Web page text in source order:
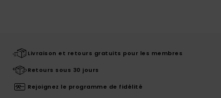
Livraison et retours gratuits pour les membres
Retours sous 30 jours
Rejoignez le programme de fidélité